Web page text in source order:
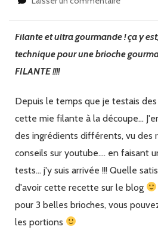
la
mie
filante
Filante et ultra gourmande ! ça y est, j'ai trouvé la
technique pour une brioche
FILANTE !!!!
Depuis le temps que je testais des recettes pour obtenir
cette mie filante à la découpe...
des ingrédients différents, vu des
conseils sur youtube.... en faisant
tests... j'y suis arrivée !!! Quelle
d'avoir cette recette sur le blog
pour 3 belles brioches, vous
les portions